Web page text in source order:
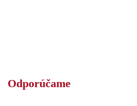
Odporúčame